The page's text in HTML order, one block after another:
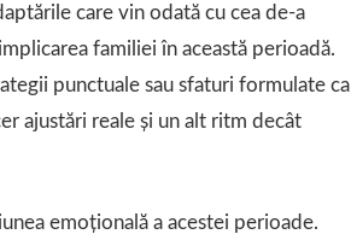
care vin odată cu cea de-a
familiei în această perioadă.
punctuale sau sfaturi formulate ca
ajustări reale și un alt ritm decât
emoțională a acestei perioade.